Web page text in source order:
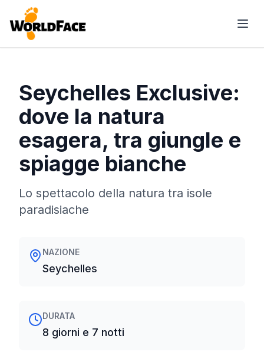
Seychelles Exclusive:
dove la natura
esagera, tra giungle e
spiagge bianche
Lo spettacolo della natura tra isole
paradisiache
NAZIONE
Seychelles
DURATA
8 giorni e 7 notti